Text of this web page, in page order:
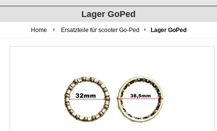
Lager GoPed
Home Ersatzteile für scooter Go-Ped Lager GoPed